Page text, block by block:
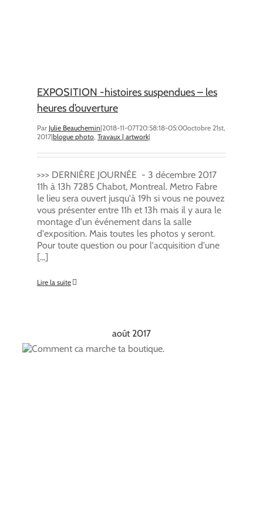
EXPOSITION -histoires suspendues – les
heures d’ouverture
Par Julie Beauchemin|2018-11-07T20:58:18-05:00octobre 21st,
2017|blogue photo, Travaux | artwork|
>>> DERNIÈRE JOURNÉE - 3 décembre 2017
11h à 13h 7285 Chabot, Montreal. Metro Fabre
le lieu sera ouvert jusqu'à 19h si vous ne pouvez
vous présenter entre 11h et 13h mais il y aura le
montage d'un événement dans la salle
d'exposition. Mais toutes les photos y seront.
Pour toute question ou pour l'acquisition d'une
[...]
Lire la suite
août 2017